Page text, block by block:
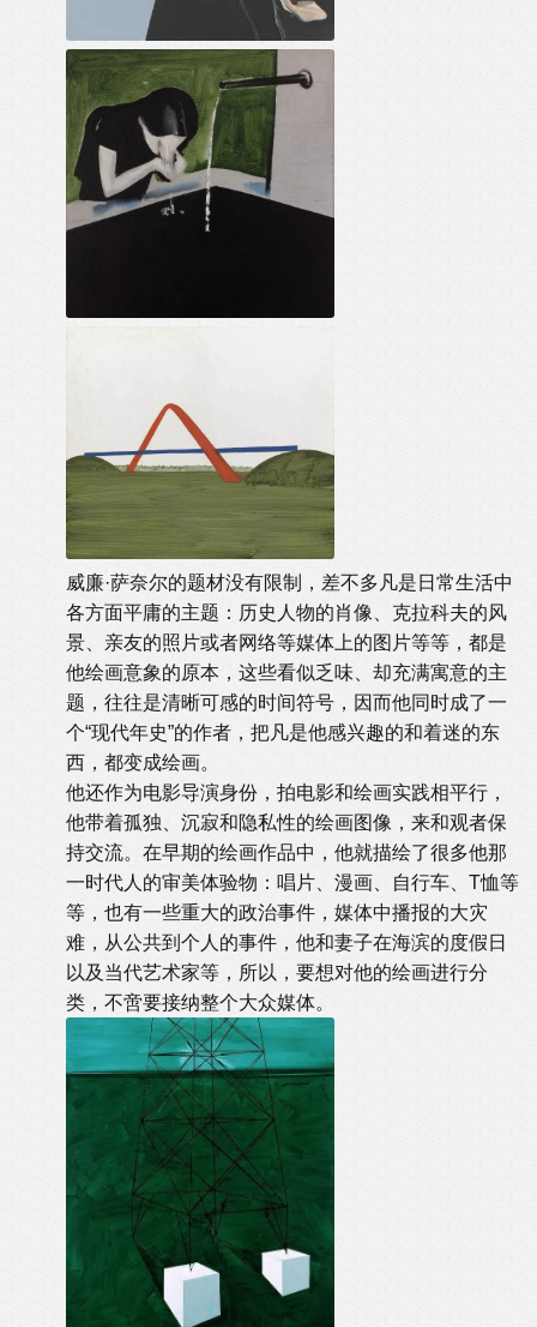
威廉·萨奈尔的题材没有限制，差不多凡是日常生活中
各方面平庸的主题：历史人物的肖像、克拉科夫的风
景、亲友的照片或者网络等媒体上的图片等等，都是
他绘画意象的原本，这些看似乏味、却充满寓意的主
题，往往是清晰可感的时间符号，因而他同时成了一
个“现代年史”的作者，把凡是他感兴趣的和着迷的东
西，都变成绘画。
他还作为电影导演身份，拍电影和绘画实践相平行，
他带着孤独、沉寂和隐私性的绘画图像，来和观者保
持交流。在早期的绘画作品中，他就描绘了很多他那
一时代人的审美体验物：唱片、漫画、自行车、T恤等
等，也有一些重大的政治事件，媒体中播报的大灾
难，从公共到个人的事件，他和妻子在海滨的度假日
以及当代艺术家等，所以，要想对他的绘画进行分
类，不啻要接纳整个大众媒体。